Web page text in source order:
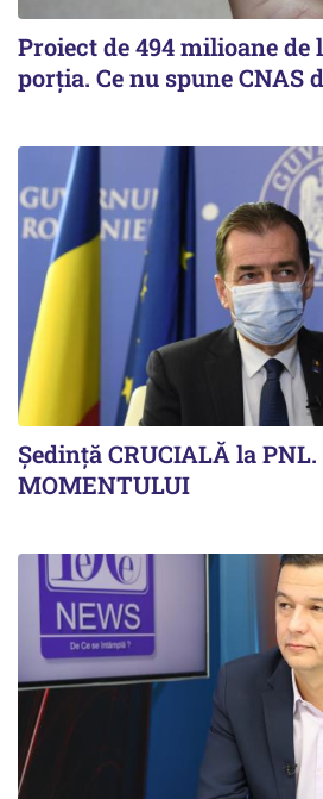
Proiect de 494 milioane
porția. Ce nu spune CNAS
Ședință CRUCIALĂ la
MOMENTULUI